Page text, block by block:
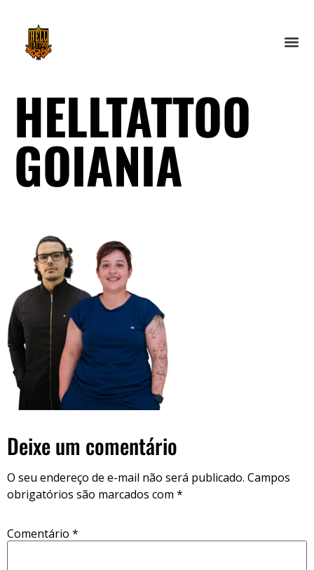
HELLTATTOO
GOIANIA
Deixe um comentário
O seu endereço de e-mail não será publicado. Campos
obrigatórios são marcados com *
Comentário *